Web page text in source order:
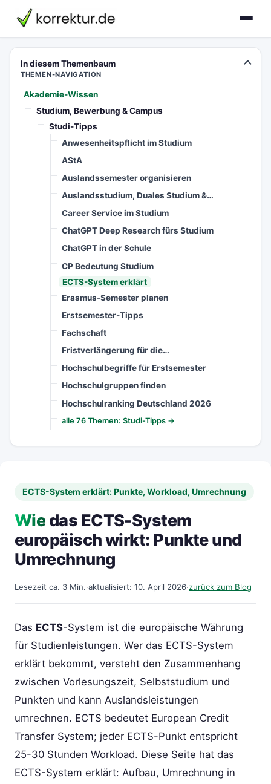
korrektur.de
In diesem Themenbaum
THEMEN-NAVIGATION
Akademie-Wissen
Studium, Bewerbung & Campus
Studi-Tipps
Anwesenheitspflicht im Studium
AStA
Auslandssemester organisieren
Auslandsstudium, Duales Studium &…
Career Service im Studium
ChatGPT Deep Research fürs Studium
ChatGPT in der Schule
CP Bedeutung Studium
ECTS-System erklärt
Erasmus-Semester planen
Erstsemester-Tipps
Fachschaft
Fristverlängerung für die…
Hochschulbegriffe für Erstsemester
Hochschulgruppen finden
Hochschulranking Deutschland 2026
alle 76 Themen: Studi-Tipps →
ECTS-System erklärt: Punkte, Workload, Umrechnung
Wie das ECTS-System
europäisch wirkt: Punkte und
Umrechnung
Lesezeit ca. 3 Min.·aktualisiert: 10. April 2026·zurück zum Blog
Das ECTS-System ist die europäische Währung
für Studienleistungen. Wer das ECTS-System
erklärt bekommt, versteht den Zusammenhang
zwischen Vorlesungszeit, Selbststudium und
Punkten und kann Auslandsleistungen
umrechnen. ECTS bedeutet European Credit
Transfer System; jeder ECTS-Punkt entspricht
25-30 Stunden Workload. Diese Seite hat das
ECTS-System erklärt: Aufbau, Umrechnung in